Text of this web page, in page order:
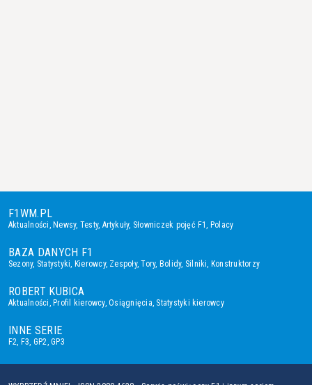
F1WM.PL
Aktualności, Newsy, Testy, Artykuły, Słowniczek pojęć F1, Polacy
BAZA DANYCH F1
Sezony, Statystyki, Kierowcy, Zespoły,Tory, Bolidy, Silniki, Konstruktorzy
ROBERT KUBICA
Aktualności, Profil kierowcy,Osiągnięcia, Statystyki kierowcy
INNE SERIE
F2, F3, GP2,GP3